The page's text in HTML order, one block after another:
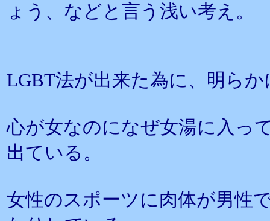
ょう、などと言う浅い考え。
LGBT法が出来た為に、明ら
心が女なのになぜ女湯に入っ
出ている。
女性のスポーツに肉体が男性